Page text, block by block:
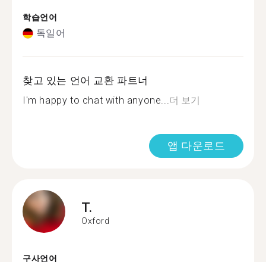
학습언어
독일어
찾고 있는 언어 교환 파트너
I'm happy to chat with anyone...더 보기
앱 다운로드
T.
Oxford
구사언어